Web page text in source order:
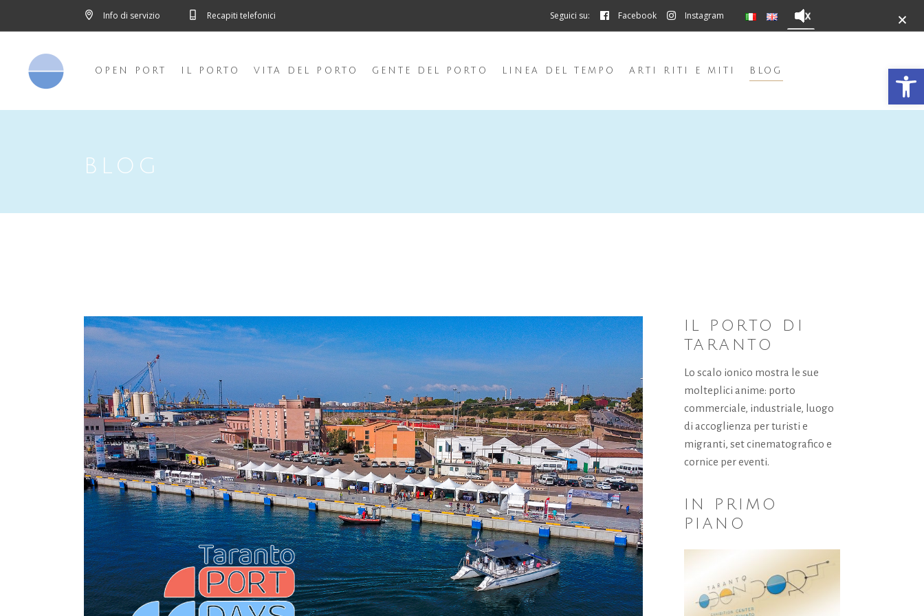
Info di servizio Recapiti telefonici Seguici su: Facebook Instagram
OPEN PORT IL PORTO VITA DEL PORTO GENTE DEL PORTO LINEA DEL TEMPO ARTI RITI E MITI BLOG
BLOG
IL PORTO DI
TARANTO
Lo scalo ionico mostra le sue
molteplici anime: porto
commerciale, industriale, luogo
di accoglienza per turisti e
migranti, set cinematografico e
cornice per eventi.
IN PRIMO
PIANO
×
Necessari
Questi cookie
non sono
opzionali.
Sono
necessari per il
funzionamento
del sito web.
Statistici
Al fine di
migliorare